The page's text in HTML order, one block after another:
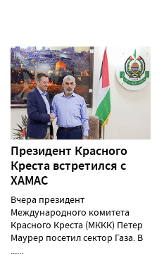
Президент Красного
Креста встретился с
ХАМАС
Вчера президент
Международного комитета
Красного Креста (МККК) Петер
Маурер посетил сектор Газа. В
......